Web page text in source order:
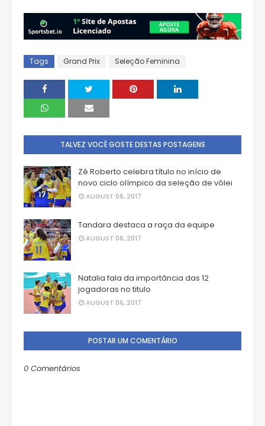
Tags Grand Prix Seleção Feminina
TALVEZ VOCÊ GOSTE DESTAS POSTAGENS
Zé Roberto celebra título no início de
novo ciclo olímpico da seleção de vôlei
AUGUST 06, 2017
Tandara destaca a raça da equipe
AUGUST 06, 2017
Natalia fala da importância das 12
jogadoras no titulo
AUGUST 06, 2017
POSTAR UM COMENTÁRIO
0 Comentários